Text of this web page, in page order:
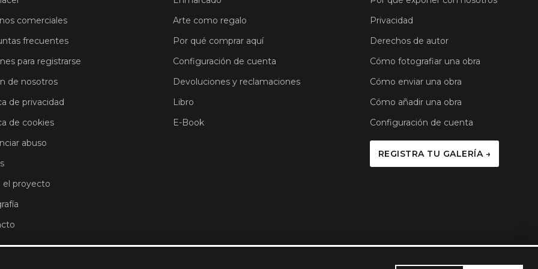
comerciales
frecuentes
para registrarse
de nosotros
de privacidad
de cookies
abuso
el proyecto
Arte como regalo
Por qué comprar aquí
Configuración de cuenta
Devoluciones y reclamaciones
Libro
E-Book
Privacidad
Derechos de autor
Cómo fotografiar una obra
Cómo enviar una obra
Cómo añadir una obra
Configuración de cuenta
REGISTRA TU GALERÍA →